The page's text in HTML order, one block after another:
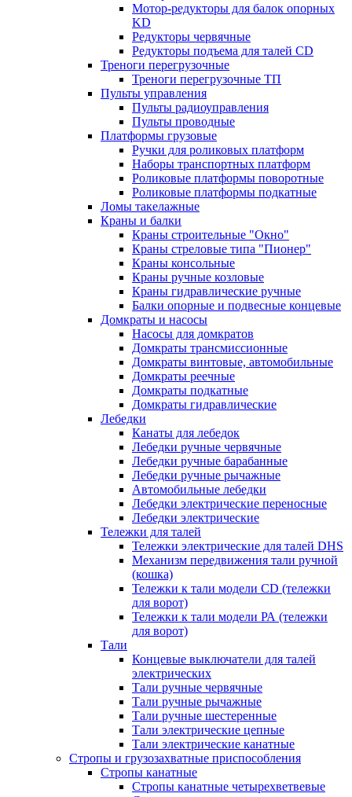
Мотор-редукторы для балок опорных
KD
Редукторы червячные
Редукторы подъема для талей CD
Треноги перегрузочные
Треноги перегрузочные ТП
Пульты управления
Пульты радиоуправления
Пульты проводные
Платформы грузовые
Ручки для роликовых платформ
Наборы транспортных платформ
Роликовые платформы поворотные
Роликовые платформы подкатные
Ломы такелажные
Краны и балки
Краны строительные "Окно"
Краны стреловые типа "Пионер"
Краны консольные
Краны ручные козловые
Краны гидравлические ручные
Балки опорные и подвесные концевые
Домкраты и насосы
Насосы для домкратов
Домкраты трансмиссионные
Домкраты винтовые, автомобильные
Домкраты реечные
Домкраты подкатные
Домкраты гидравлические
Лебедки
Канаты для лебедок
Лебедки ручные червячные
Лебедки ручные барабанные
Лебедки ручные рычажные
Автомобильные лебедки
Лебедки электрические переносные
Лебедки электрические
Тележки для талей
Тележки электрические для талей DHS
Механизм передвижения тали ручной
(кошка)
Тележки к тали модели CD (тележки
для ворот)
Тележки к тали модели РА (тележки
для ворот)
Тали
Концевые выключатели для талей
электрических
Тали ручные червячные
Тали ручные рычажные
Тали ручные шестеренные
Тали электрические цепные
Тали электрические канатные
Стропы и грузозахватные приспособления
Стропы канатные
Стропы канатные четырехветвевые